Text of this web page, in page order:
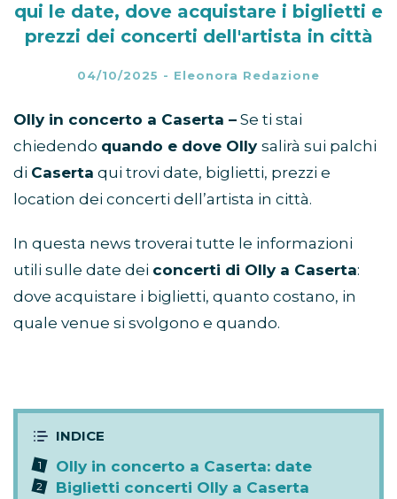
qui le date, dove acquistare i biglietti e
prezzi dei concerti dell'artista in città
04/10/2025 - Eleonora Redazione
Olly in concerto a Caserta – Se ti stai
chiedendo quando e dove Olly salirà sui palchi
di Caserta qui trovi date, biglietti, prezzi e
location dei concerti dell’artista in città.
In questa news troverai tutte le informazioni
utili sulle date dei concerti di Olly a Caserta:
dove acquistare i biglietti, quanto costano, in
quale venue si svolgono e quando.
Olly in concerto a Caserta: date
Biglietti concerti Olly a Caserta